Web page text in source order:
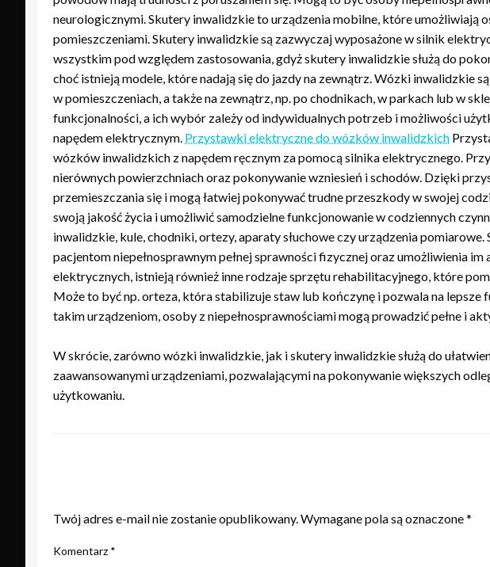
neurologicznymi. Skutery inwalidzkie to urządzenia mobilne, które umożliwiają
pomieszczeniami. Skutery inwalidzkie są zazwyczaj wyposażone w silnik
wszystkim pod względem zastosowania, gdyż skutery inwalidzkie służą do
choć istnieją modele, które nadają się do jazdy na zewnątrz. Wózki inwalidzkie
w pomieszczeniach, a także na zewnątrz, np. po chodnikach, w parkach lub w
funkcjonalności, a ich wybór zależy od indywidualnych potrzeb i możliwości
napędem elektrycznym. Przystawki elektryczne do wózków inwalidzkich
wózków inwalidzkich z napędem ręcznym za pomocą silnika elektrycznego.
nierównych powierzchniach oraz pokonywanie wzniesień i schodów. Dzięki
przemieszczania się i mogą łatwiej pokonywać trudne przeszkody w swojej
swoją jakość życia i umożliwić samodzielne funkcjonowanie w codziennych
inwalidzkie, kule, chodniki, ortezy, aparaty słuchowe czy urządzenia
pacjentom niepełnosprawnym pełnej sprawności fizycznej oraz umożliwienia
elektrycznych, istnieją również inne rodzaje sprzętu rehabilitacyjnego, które
Może to być np. orteza, która stabilizuje staw lub kończynę i pozwala na
takim urządzeniom, osoby z niepełnosprawnościami mogą prowadzić pełne i
W skrócie, zarówno wózki inwalidzkie, jak i skutery inwalidzkie służą do
zaawansowanymi urządzeniami, pozwalającymi na pokonywanie większych
użytkowaniu.
Twój adres e-mail nie zostanie opublikowany.Wymagane pola są oznaczone*
Komentarz *